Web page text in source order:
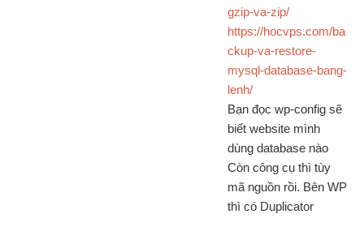
gzip-va-zip/
https://hocvps.com/ba
ckup-va-restore-
mysql-database-bang-
lenh/
Bạn đọc wp-config sẽ
biết website mình
dùng database nào
Còn công cụ thì tùy
mã nguồn rồi. Bên WP
thì có Duplicator